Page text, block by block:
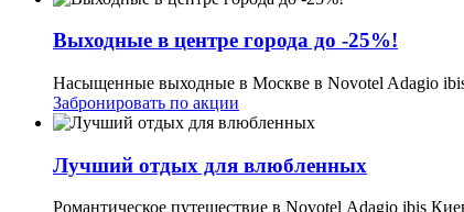
Выходные в центре города до -25%!
Насыщенные выходные в Москве в Novotel Adagio
Забронировать по акции
Лучший отдых для влюбленных
Романтическое путешествие в Novotel Adagio ibis